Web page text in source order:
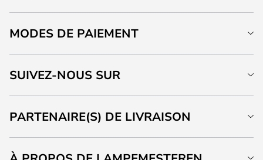
MODES DE PAIEMENT
SUIVEZ-NOUS SUR
PARTENAIRE(S) DE LIVRAISON